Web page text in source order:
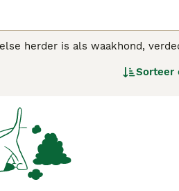
herder is als waakhond,
Sorteer